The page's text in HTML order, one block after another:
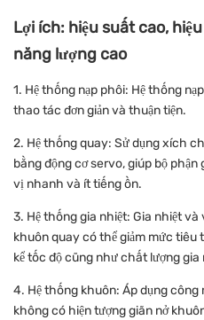
Lợi ích: hiệu suất cao,
năng lượng cao
1. Hệ thống nạp phôi: Hệ thống
thao tác đơn giản và thuận tiện.
2. Hệ thống quay: Sử dụng xích
bằng động cơ servo, giúp bộ
vị nhanh và ít tiếng ồn.
3. Hệ thống gia nhiệt: Gia nhiệt
khuôn quay có thể giảm mức tiêu
kể tốc độ cũng như chất lượng gia
4. Hệ thống khuôn: Áp dụng công
không có hiện tượng giãn nở